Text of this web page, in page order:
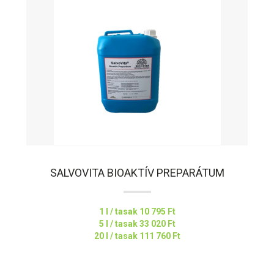
SALVOVITA BIOAKTÍV PREPARÁTUM
1 l / tasak 10 795 Ft
5 l / tasak33 020 Ft
20 l / tasak 111 760 Ft